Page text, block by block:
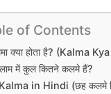
of Contents
क्या होता है? (Kalma
में कुल कितने कलमे हैं?
in Hindi (छह कलमे